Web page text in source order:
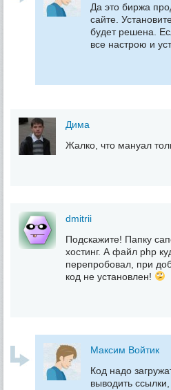
Да это биржа
сайте.
будет решена.
все настрою и
Дима
Жалко, что мануал
dmitrii
Подскажите! Папку
хостинг. А файл php
перепробовал, при
код не установлен!
Максим Войтик
Код надо
выводить